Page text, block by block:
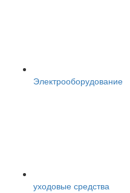
Электрооборудование
уходовые средства